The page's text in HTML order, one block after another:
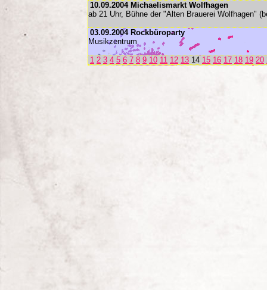
10.09.2004 Michaelismarkt Wolfhagen
ab 21 Uhr, Bühne der "Alten Brauerei Wolfhagen"
03.09.2004 Rockbüroparty
Musikzentrum
1 2 3 4 5 6 7 8 9 10 11 12 13 14 15 16 17 18 19 20